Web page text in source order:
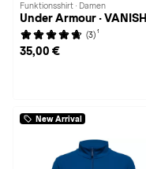
Funktionsshirt · Damen
Under Armour · VANISH
(3) 1
35,00 €
New Arrival